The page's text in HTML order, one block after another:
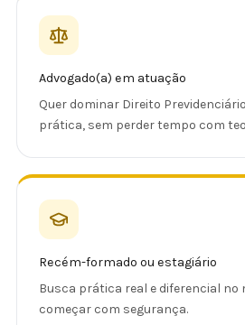
Advogado(a) em atuação
Quer dominar Direito
prática, sem perder tempo com
Recém-formado ou estagiário
Busca prática real e diferencial no
começar com segurança.